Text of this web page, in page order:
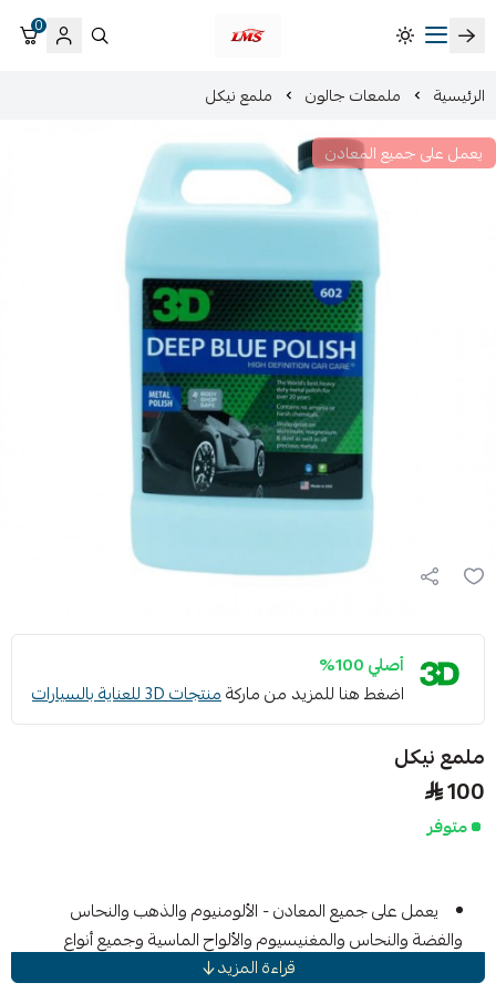
متجر لمسات الشرقية لزينة سيارات LMS
0
الرئيسية ملمعات جالون
ملمع نيكل
يعمل على جميع المعادن
أصلي 100%
اضغط هنا للمزيد من ماركةمنتجات 3D للعناية بالسيارات
ملمع نيكل
100
متوفر
يعمل على جميع المعادن - الألومنيوم والذهب والنحاس
والفضة والنحاس والمغنيسيوم والألواح الماسية وجميع أنواع
العجلات المعدنية غير المطلية.قراءة المزيد